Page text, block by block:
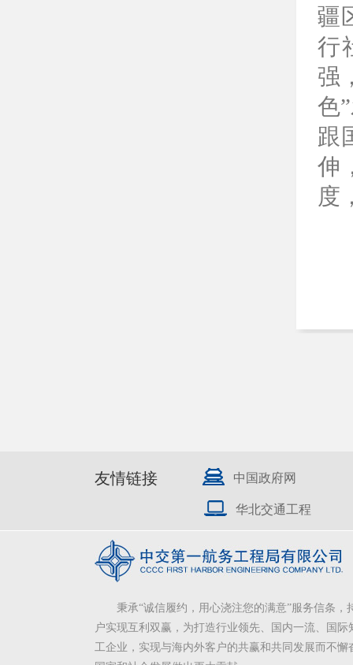
疆
行
强
色
跟
伸
度
友情链接 中国政府网
华北交通工程
秉承“诚信履约，用心浇注您的满意”服务信条，
户实现互利双赢，为打造行业领先、国内一流、国际
工企业，实现与海内外客户的共赢和共同发展而不懈